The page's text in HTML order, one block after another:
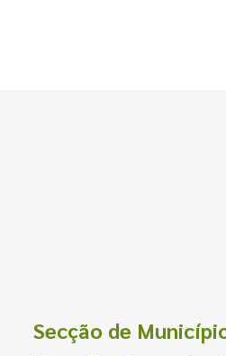
Secção de